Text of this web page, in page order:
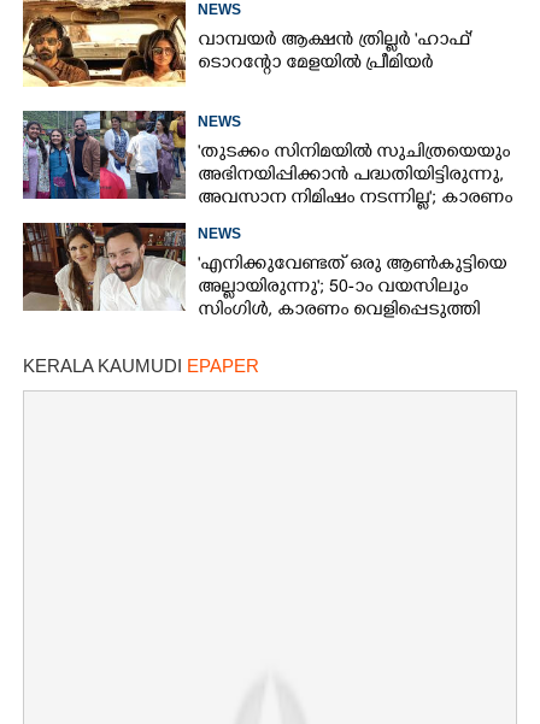
NEWS
വാമ്പയർ ആക്ഷൻ ത്രില്ലർ 'ഹാഫ്'
ടൊറന്റോ മേളയിൽ പ്രീമിയർ
NEWS
'തുടക്കം സിനിമയിൽ സുചിത്രയെയും
അഭിനയിപ്പിക്കാൻ പദ്ധതിയിട്ടിരുന്നു,​
അവസാന നിമിഷം നടന്നില്ല'; കാരണം
തുറന്നുപറഞ്ഞ് ജൂഡ് ആന്റണി
NEWS
'എനിക്കുവേണ്ടത് ഒരു ആൺകുട്ടിയെ
അല്ലായിരുന്നു'; 50-ാം വയസിലും
സിംഗിൾ, കാരണം വെളിപ്പെടുത്തി
KERALA KAUMUDI EPAPER